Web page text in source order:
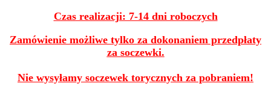
Czas realizacji: 7-14 dni roboczych
Zamówienie możliwe tylko za dokonaniem przedpłaty
za soczewki.
Nie wysyłamy soczewek torycznych za pobraniem!